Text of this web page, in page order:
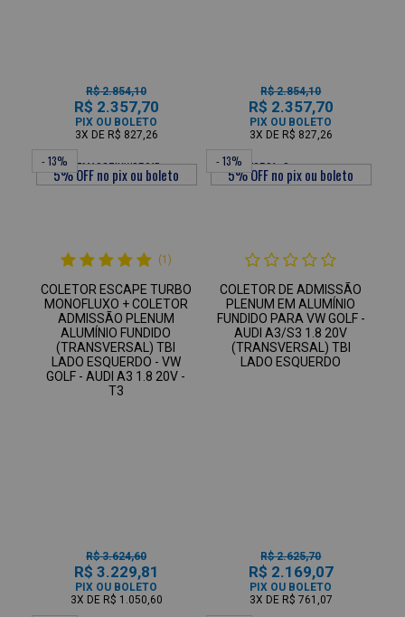
R$ 2.854,10
R$ 2.357,70
PIX OU BOLETO
3X DE R$ 827,26
R$ 2.854,10
R$ 2.357,70
PIX OU BOLETO
3X DE R$ 827,26
- 13%
(1)
COLETOR ESCAPE TURBO
MONOFLUXO + COLETOR
ADMISSÃO PLENUM
ALUMÍNIO FUNDIDO
(TRANSVERSAL) TBI
LADO ESQUERDO - VW
GOLF - AUDI A3 1.8 20V -
T3
R$ 3.624,60
R$ 3.229,81
PIX OU BOLETO
3X DE R$ 1.050,60
- 13%
COLETOR DE ADMISSÃO
PLENUM EM ALUMÍNIO
FUNDIDO PARA VW GOLF -
AUDI A3/S3 1.8 20V
(TRANSVERSAL) TBI
LADO ESQUERDO
R$ 2.625,70
R$ 2.169,07
PIX OU BOLETO
3X DE R$ 761,07